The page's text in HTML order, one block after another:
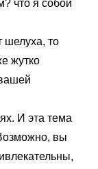
что я собой
шелуха, то
жутко
И эта тема
вы